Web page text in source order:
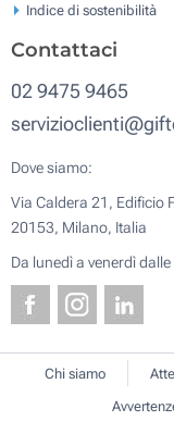
Indice di sostenibilità
Contattaci
02 9475 9465
Dove siamo:
Via Caldera 21, Edificio
20153, Milano, Italia
Da lunedì a venerdì
Chi siamo